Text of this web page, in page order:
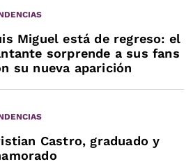
Miguel está de regreso: el
sorprende a sus fans
su nueva aparición
Castro, graduado y